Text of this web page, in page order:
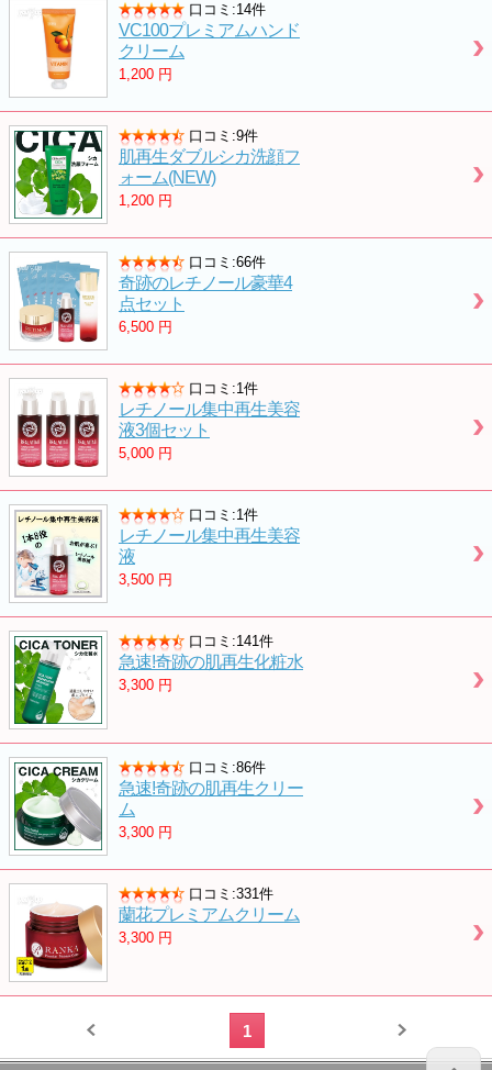
口コミ:14件
VC100プレミアムハンド
クリーム
1,200 円
口コミ:9件
肌再生ダブルシカ洗顔フ
ォーム(NEW)
1,200 円
口コミ:66件
奇跡のレチノール豪華4
点セット
6,500 円
口コミ:1件
レチノール集中再生美容
液3個セット
5,000 円
口コミ:1件
レチノール集中再生美容
液
3,500 円
口コミ:141件
急速!奇跡の肌再生化粧水
3,300 円
口コミ:86件
急速!奇跡の肌再生クリー
ム
3,300 円
口コミ:331件
蘭花プレミアムクリーム
3,300 円
1